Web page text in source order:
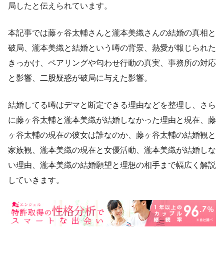
局したと伝えられています。
本記事では藤ヶ谷太輔さんと瀧本美織さんの結婚の真相と
破局、瀧本美織と結婚という噂の背景、熱愛が報じられた
きっかけ、ペアリングや匂わせ行動の真実、事務所の対応
と影響、二股疑惑が破局に与えた影響。
結婚してる噂はデマと断定できる理由などを整理し、さら
に藤ヶ谷太輔と瀧本美織が結婚しなかった理由と現在、藤
ヶ谷太輔の現在の彼女は誰なのか、藤ヶ谷太輔の結婚観と
家族観、瀧本美織の現在と女優活動、瀧本美織が結婚しな
い理由、瀧本美織の結婚願望と理想の相手まで幅広く解説
していきます。